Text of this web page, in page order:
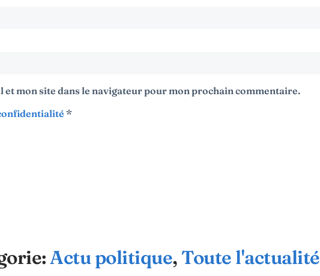
mon site dans le navigateur pour mon prochain commentaire.
*
Actu politique, Toute l'actualité